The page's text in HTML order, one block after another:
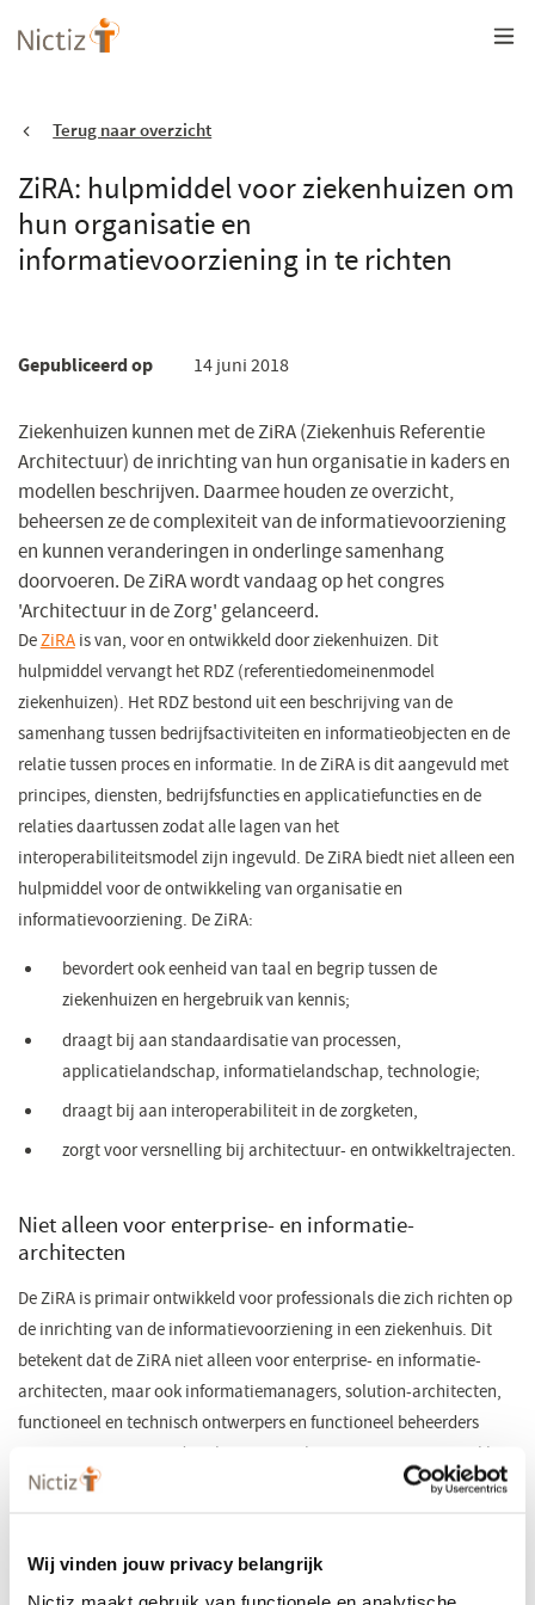
Wij vinden jouw privacy belangrijk
Nictiz maakt gebruik van functionele en analytische
Overslaan
en
gaanTerug naar overzicht
ZiRA: hulpmiddel voor ziekenhuizen om
hun organisatie en
informatievoorziening in te richten
Gepubliceerd op 14 juni 2018
Ziekenhuizen kunnen met de ZiRA (Ziekenhuis Referentie
Architectuur) de inrichting van hun organisatie in kaders en
modellen beschrijven. Daarmee houden ze overzicht,
beheersen ze de complexiteit van de informatievoorziening
en kunnen veranderingen in onderlinge samenhang
doorvoeren. De ZiRA wordt vandaag op het congres
'Architectuur in de Zorg' gelanceerd.
DeZiRA(opent
in
een
nieuw
venster)
is van, voor en ontwikkeld door ziekenhuizen. Dit
hulpmiddel vervangt het RDZ (referentiedomeinenmodel
ziekenhuizen). Het RDZ bestond uit een beschrijving van de
samenhang tussen bedrijfsactiviteiten en informatieobjecten en de
relatie tussen proces en informatie. In de ZiRA is dit aangevuld met
principes, diensten, bedrijfsfuncties en applicatiefuncties en de
relaties daartussen zodat alle lagen van het
interoperabiliteitsmodel zijn ingevuld. De ZiRA biedt niet alleen een
hulpmiddel voor de ontwikkeling van organisatie en
informatievoorziening. De ZiRA:
bevordert ook eenheid van taal en begrip tussen de
ziekenhuizen en hergebruik van kennis;
draagt bij aan standaardisatie van processen,
applicatielandschap, informatielandschap, technologie;
draagt bij aan interoperabiliteit in de zorgketen,
zorgt voor versnelling bij architectuur- en ontwikkeltrajecten.
Niet alleen voor enterprise- en informatie-
architecten
De ZiRA is primair ontwikkeld voor professionals die zich richten op
de inrichting van de informatievoorziening in een ziekenhuis. Dit
betekent dat de ZiRA niet alleen voor enterprise- en informatie-
architecten, maar ook informatiemanagers, solution-architecten,
functioneel en technisch ontwerpers en functioneel beheerders
nuttig is. De ZiRA wordt ook toegepast bij organisatievraagstukken
waardoor beleidsmedewerkers, CMIO’s (Chief Medical Information
‘Het mooiste compliment dat ik heb gekregen is: Een ZiRAad voor